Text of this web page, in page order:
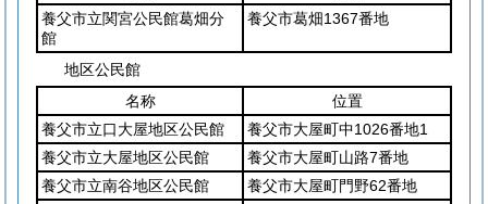
養父市立関宮公民館葛畑分
館
養父市葛畑1367番地
地区公民館
名称
位置
養父市立口大屋地区公民館
養父市大屋町中1026番地1
養父市立大屋地区公民館
養父市大屋町山路7番地
養父市立南谷地区公民館
養父市大屋町門野62番地